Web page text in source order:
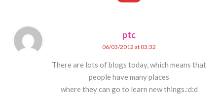
ptc
06/03/2012 at 03:32
There are lots of blogs today, which means that
people have many places
where they can go to learn new things.:d:d